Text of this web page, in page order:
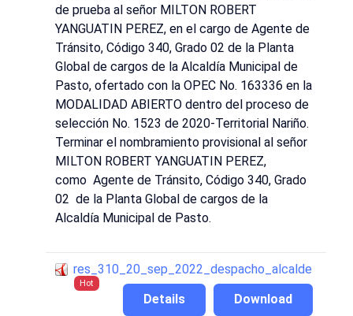
de prueba al señor MILTON ROBERT
YANGUATIN PEREZ, en el cargo de Agente de
Tránsito, Código 340, Grado 02 de la Planta
Global de cargos de la Alcaldía Municipal de
Pasto, ofertado con la OPEC No. 163336 en la
MODALIDAD ABIERTO dentro del proceso de
selección No. 1523 de 2020-Territorial Nariño.
Terminar el nombramiento provisional al señor
MILTON ROBERT YANGUATIN PEREZ,
como Agente de Tránsito, Código 340, Grado
02 de la Planta Global de cargos de la
Alcaldía Municipal de Pasto.
res_310_20_sep_2022_despacho_alcalde
Hot
Download
Details